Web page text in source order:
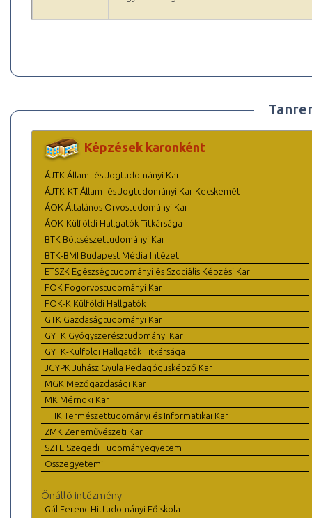
Képzések karonként
ÁJTK Állam- és Jogtudományi Kar
ÁJTK-KT Állam- és Jogtudományi Kar Kecskemét
ÁOK Általános Orvostudományi Kar
ÁOK-Külföldi Hallgatók Titkársága
BTK Bölcsészettudományi Kar
BTK-BMI Budapest Média Intézet
ETSZK Egészségtudományi és Szociális Képzési Kar
FOK Fogorvostudományi Kar
FOK-K Külföldi Hallgatók
GTK Gazdaságtudományi Kar
GYTK Gyógyszerésztudományi Kar
GYTK-Külföldi Hallgatók Titkársága
JGYPK Juhász Gyula Pedagógusképző Kar
MGK Mezőgazdasági Kar
MK Mérnöki Kar
TTIK Természettudományi és Informatikai Kar
ZMK Zeneművészeti Kar
SZTE Szegedi Tudományegyetem
Összegyetemi
Önálló intézmény
Gál Ferenc Hittudományi Főiskola